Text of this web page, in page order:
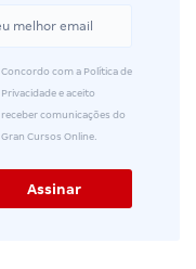
Concordo com a Política de
Privacidade e aceito
receber comunicações do
Gran Cursos Online.